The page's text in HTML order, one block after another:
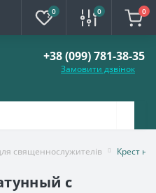
0 0 0
+38 (099) 781-38-35
Замовити дзвінок
священнослужителів Крест
с